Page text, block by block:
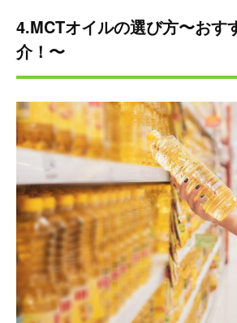
4.MCTオイルの選び方〜おす
介！〜